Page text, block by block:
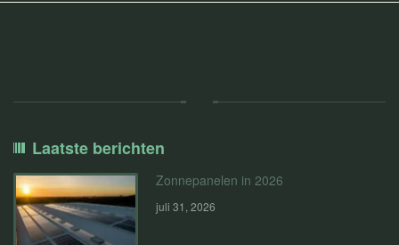
Laatste berichten
Zonnepanelen in 2026
juli 31, 2026